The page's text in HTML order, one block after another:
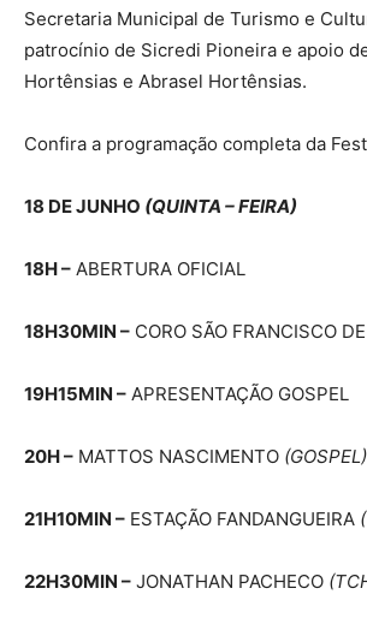
Secretaria Municipal de Turismo e
patrocínio de Sicredi Pioneira e apoio
Hortênsias e Abrasel Hortênsias.
Confira a programação completa da
18 DE JUNHO (QUINTA – FEIRA)
18H – ABERTURA OFICIAL
18H30MIN – CORO SÃO FRANCISCO
19H15MIN – APRESENTAÇÃO GOSPEL
20H – MATTOS NASCIMENTO (GOSPEL)
21H10MIN – ESTAÇÃO FANDANGUEIRA
22H30MIN – JONATHAN PACHECO